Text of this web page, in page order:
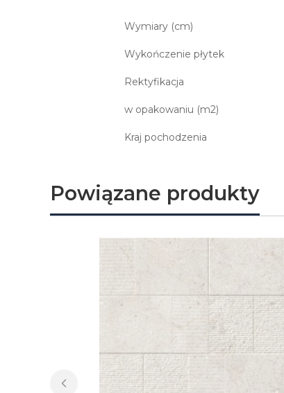
Wymiary (cm)
Wykończenie płytek
Rektyfikacja
w opakowaniu (m2)
Kraj pochodzenia
Powiązane produkty